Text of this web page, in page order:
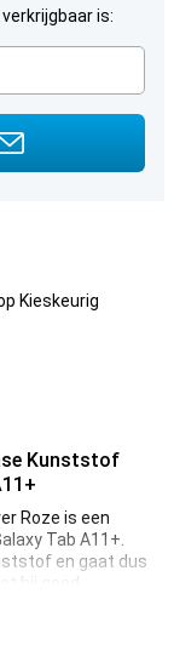
is:
Kieskeurig
Kunststof
Roze is een
Tab A11+.
en gaat dus
hij goed